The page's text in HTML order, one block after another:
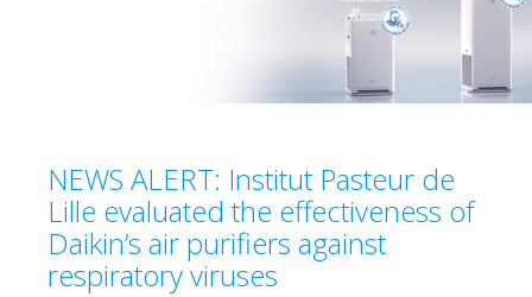
NEWS ALERT: Institut Pasteur de
Lille evaluated the effectiveness of
Daikin’s air purifiers against
respiratory viruses